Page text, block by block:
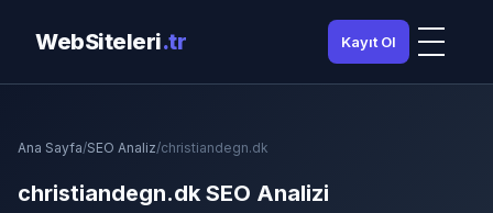
WebSiteleri.tr Kayıt Ol
Ana Sayfa/SEO Analiz/christiandegn.dk
christiandegn.dk SEO Analizi